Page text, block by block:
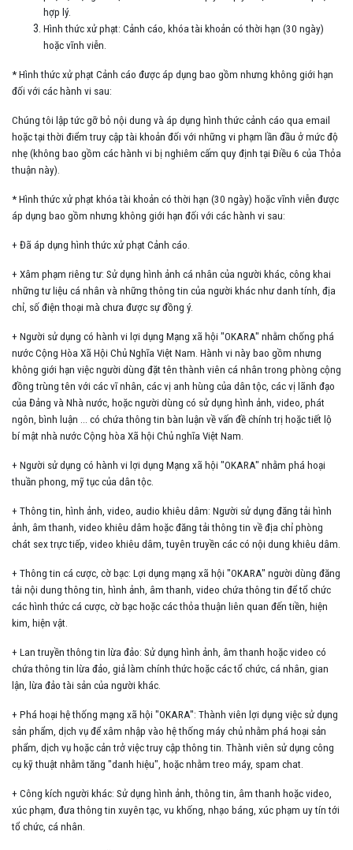
hợp lý.
Hình thức xử phạt: Cảnh cáo, khóa tài khoản có thời hạn (30 ngày)
hoặc vĩnh viễn.
* Hình thức xử phạt Cảnh cáo được áp dụng bao gồm nhưng không giới hạn
đối với các hành vi sau:
Chúng tôi lập tức gỡ bỏ nội dung và áp dụng hình thức cảnh cáo qua email
hoặc tại thời điểm truy cập tài khoản đối với những vi phạm lần đầu ở mức độ
nhẹ (không bao gồm các hành vi bị nghiêm cấm quy định tại Điều 6 của Thỏa
thuận này).
* Hình thức xử phạt khóa tài khoản có thời hạn (30 ngày) hoặc vĩnh viễn được
áp dụng bao gồm nhưng không giới hạn đối với các hành vi sau:
+ Đã áp dụng hình thức xử phạt Cảnh cáo.
+ Xâm phạm riêng tư: Sử dụng hình ảnh cá nhân của người khác, công khai
những tư liệu cá nhân và những thông tin của người khác như danh tính, địa
chỉ, số điện thoại mà chưa được sự đồng ý.
+ Người sử dụng có hành vi lợi dụng Mạng xã hội "OKARA" nhằm chống phá
nước Cộng Hòa Xã Hội Chủ Nghĩa Việt Nam. Hành vi này bao gồm nhưng
không giới hạn việc người dùng đặt tên thành viên cá nhân trong phòng cộng
đồng trùng tên với các vĩ nhân, các vị anh hùng của dân tộc, các vị lãnh đạo
của Đảng và Nhà nước, hoặc người dùng có sử dụng hình ảnh, video, phát
ngôn, bình luận … có chứa thông tin bàn luận về vấn đề chính trị hoặc tiết lộ
bí mật nhà nước Cộng hòa Xã hội Chủ nghĩa Việt Nam.
+ Người sử dụng có hành vi lợi dụng Mạng xã hội "OKARA" nhằm phá hoại
thuần phong, mỹ tục của dân tộc.
+ Thông tin, hình ảnh, video, audio khiêu dâm: Người sử dụng đăng tải hình
ảnh, âm thanh, video khiêu dâm hoặc đăng tải thông tin về địa chỉ phòng
chát sex trực tiếp, video khiêu dâm, tuyên truyền các có nội dung khiêu dâm.
+ Thông tin cá cược, cờ bạc: Lợi dụng mạng xã hội "OKARA" người dùng đăng
tải nội dung thông tin, hình ảnh, âm thanh, video chứa thông tin để tổ chức
các hình thức cá cược, cờ bạc hoặc các thỏa thuận liên quan đến tiền, hiện
kim, hiện vật.
+ Lan truyền thông tin lừa đảo: Sử dụng hình ảnh, âm thanh hoặc video có
chứa thông tin lừa đảo, giả làm chính thức hoặc các tổ chức, cá nhân, gian
lận, lừa đảo tài sản của người khác.
+ Phá hoại hệ thống mạng xã hội "OKARA": Thành viên lợi dụng việc sử dụng
sản phẩm, dịch vụ để xâm nhập vào hệ thống máy chủ nhằm phá hoại sản
phẩm, dịch vụ hoặc cản trở việc truy cập thông tin. Thành viên sử dụng công
cụ kỹ thuật nhằm tăng "danh hiệu", hoặc nhằm treo máy, spam chat.
+ Công kích người khác: Sử dụng hình ảnh, thông tin, âm thanh hoặc video,
xúc phạm, đưa thông tin xuyên tạc, vu khống, nhạo báng, xúc phạm uy tín tới
tổ chức, cá nhân.